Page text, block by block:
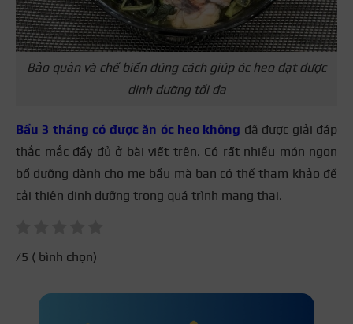
Bảo quản và chế biến đúng cách giúp óc heo đạt được
dinh dưỡng tối đa
Bầu 3 tháng có được ăn óc heo không đã được giải đáp
thắc mắc đầy đủ ở bài viết trên. Có rất nhiều món ngon
bổ dưỡng dành cho mẹ bầu mà bạn có thể tham khảo để
cải thiện dinh dưỡng trong quá trình mang thai.
/5 ( bình chọn)